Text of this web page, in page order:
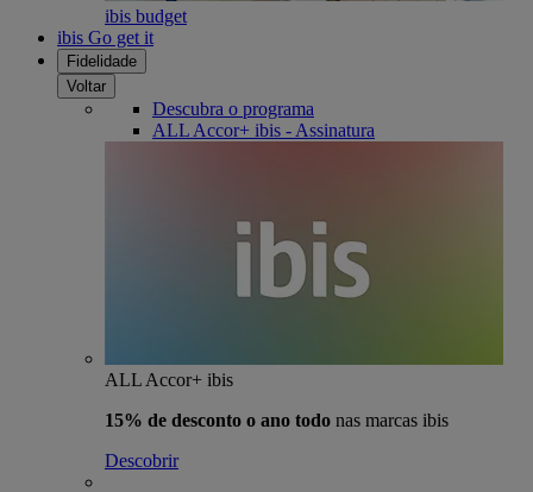
ibis budget
ibis Go get it
Fidelidade
Voltar
Descubra o programa
ALL Accor+ ibis - Assinatura
ALL Accor+ ibis
15% de desconto o ano todo nas marcas ibis
Descobrir